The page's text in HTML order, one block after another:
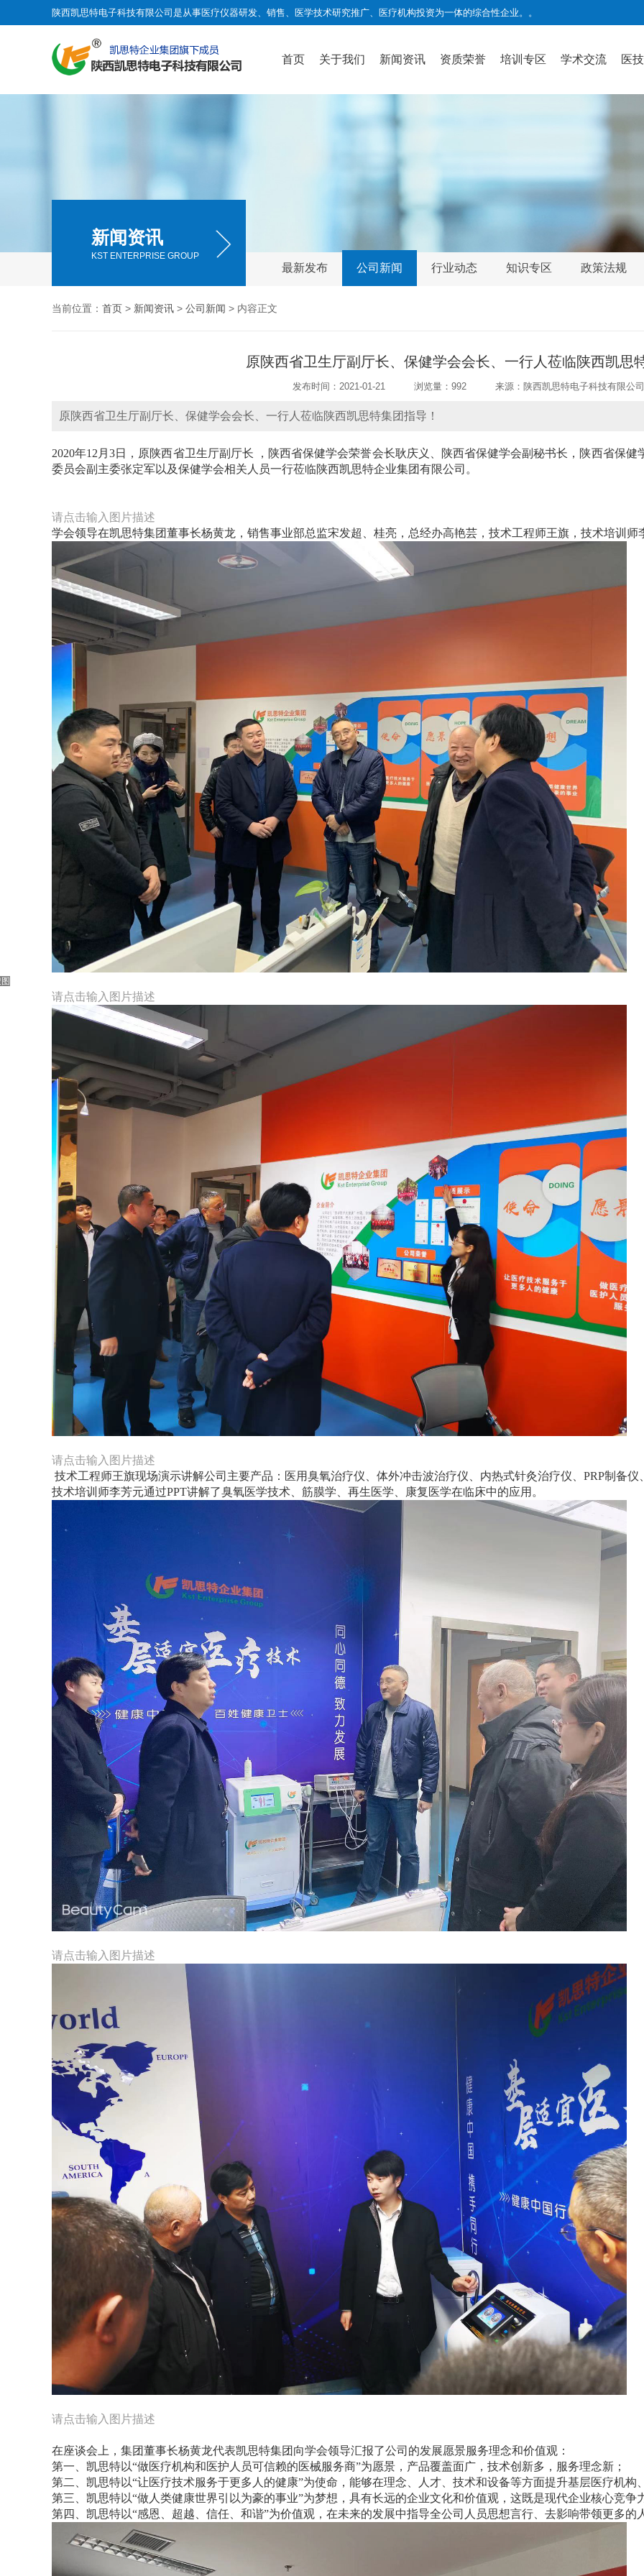
陕西凯思特电子科技有限公司是从事医疗仪器研发、销售、医学技术研究推广、医疗机构投资为一体的综合性企业。 。
首页 关于我们 新闻资讯 资质荣誉 培训专区 学术交流 医
新闻资讯
KST ENTERPRISE GROUP
最新发布 公司新闻 行业动态 知识专区 政策法规
当前位置： 首页 > 新闻资讯 > 公司新闻 > 内容正文
原陕西省卫生厅副厅长、保健学会会长、一行人莅临陕西凯思
发布时间：2021-01-21 浏览量：992 来源：陕西凯思特电子科技有限公司
原陕西省卫生厅副厅长、保健学会会长、一行人莅临陕西凯思特集团指导！
2020年12月3日，原陕西省卫生厅副厅长 ，陕西省保健学会荣誉会长耿庆义、陕西省保健学会副秘书长，陕西省保
委员会副主委张定军以及保健学会相关人员一行莅临陕西凯思特企业集团有限公司。
请点击输入图片描述
学会领导在凯思特集团董事长杨黄龙，销售事业部总监宋发超、桂亮，总经办高艳芸，技术工程师王旗，技术培训师
请点击输入图片描述
请点击输入图片描述
技术工程师王旗现场演示讲解公司主要产品：医用臭氧治疗仪、体外冲击波治疗仪、内热式针灸治疗仪、PRP制备仪
技术培训师李芳元通过PPT讲解了臭氧医学技术、筋膜学、再生医学、康复医学在临床中的应用。
请点击输入图片描述
请点击输入图片描述
在座谈会上，集团董事长杨黄龙代表凯思特集团向学会领导汇报了公司的发展愿景服务理念和价值观：
第一、凯思特以“做医疗机构和医护人员可信赖的医械服务商”为愿景，产品覆盖面广，技术创新多，服务理念新；
第二、凯思特以“让医疗技术服务于更多人的健康”为使命，能够在理念、人才、技术和设备等方面提升基层医疗机构
第三、凯思特以“做人类健康世界引以为豪的事业”为梦想，具有长远的企业文化和价值观，这既是现代企业核心竞争
第四、凯思特以“感恩、超越、信任、和谐”为价值观，在未来的发展中指导全公司人员思想言行、去影响带领更多的